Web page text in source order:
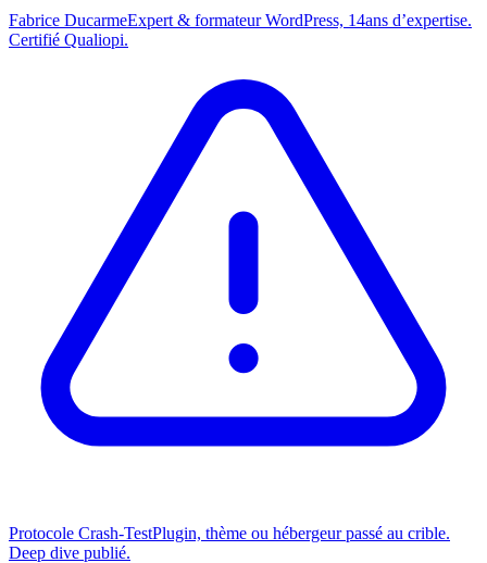
Fabrice DucarmeExpert & formateur WordPress, 14ans d’expertise.
Certifié Qualiopi.
Protocole Crash-TestPlugin, thème ou hébergeur passé au crible.
Deep dive publié.